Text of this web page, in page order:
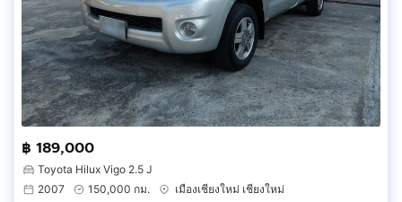
฿ 189,000
Toyota Hilux Vigo 2.5 J
2007
150,000 กม.
เมืองเชียงใหม่ เชียงใหม่